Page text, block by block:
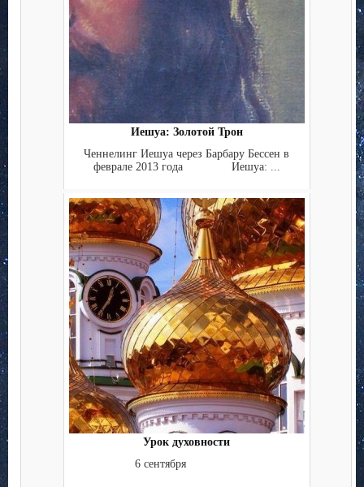
Иешуа: Золотой Трон
Ченнелинг Иешуа через Барбару Бессен в
феврале 2013 года Иешуа: ...
Урок духовности
6 сентября